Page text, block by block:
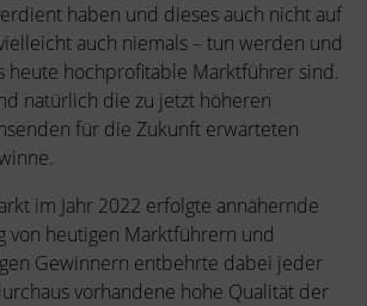
haben und dieses auch nicht auf
auch niemals – tun werden und
heute hochprofitable Marktführer sind.
natürlich die zu jetzt höheren
für die Zukunft erwarteten
im Jahr 2022 erfolgte annähernde
von heutigen Marktführern und
Gewinnern entbehrte dabei jeder
vorhandene hohe Qualität der